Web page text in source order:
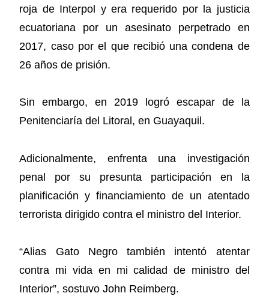
roja de Interpol y era requerido por la justicia
ecuatoriana por un asesinato perpetrado en
2017, caso por el que recibió una condena de
26 años de prisión.
Sin embargo, en 2019 logró escapar de la
Penitenciaría del Litoral, en Guayaquil.
Adicionalmente, enfrenta una investigación
penal por su presunta participación en la
planificación y financiamiento de un atentado
terrorista dirigido contra el ministro del Interior.
“Alias Gato Negro también intentó atentar
contra mi vida en mi calidad de ministro del
Interior”, sostuvo John Reimberg.